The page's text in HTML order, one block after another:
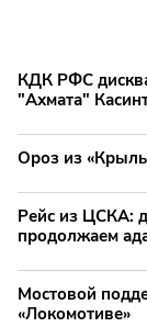
КДК РФС
"Ахмата"
Ороз из
Рейс из ЦСКА:
продолжаем
Мостовой
«Локомотиве»